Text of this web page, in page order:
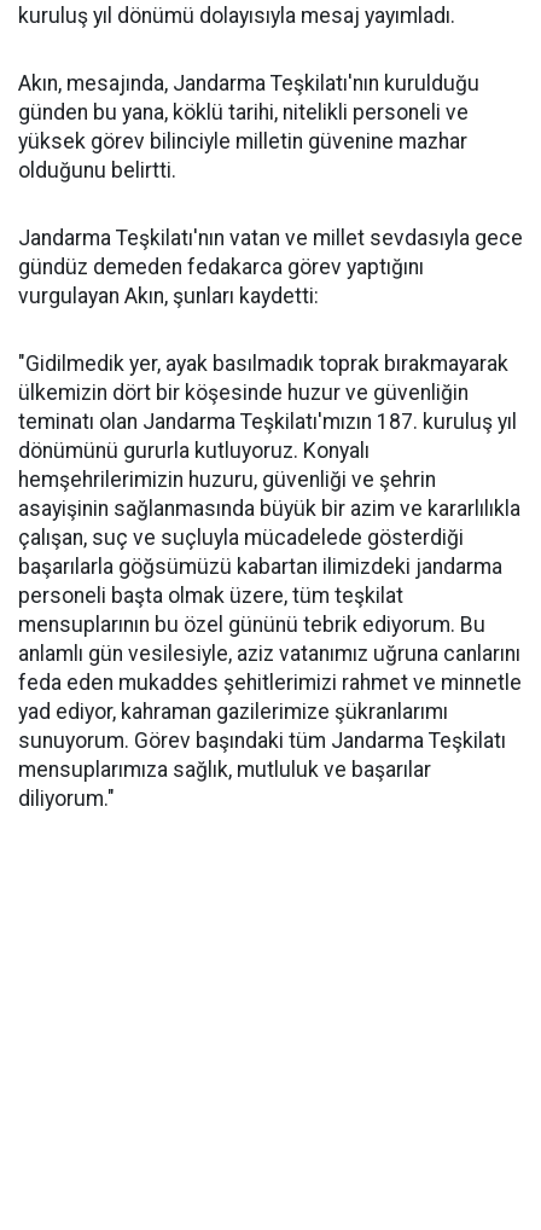
kuruluş yıl dönümü dolayısıyla mesaj yayımladı.
Akın, mesajında, Jandarma Teşkilatı'nın kurulduğu
günden bu yana, köklü tarihi, nitelikli personeli ve
yüksek görev bilinciyle milletin güvenine mazhar
olduğunu belirtti.
Jandarma Teşkilatı'nın vatan ve millet sevdasıyla gece
gündüz demeden fedakarca görev yaptığını
vurgulayan Akın, şunları kaydetti:
"Gidilmedik yer, ayak basılmadık toprak bırakmayarak
ülkemizin dört bir köşesinde huzur ve güvenliğin
teminatı olan Jandarma Teşkilatı'mızın 187. kuruluş yıl
dönümünü gururla kutluyoruz. Konyalı
hemşehrilerimizin huzuru, güvenliği ve şehrin
asayişinin sağlanmasında büyük bir azim ve kararlılıkla
çalışan, suç ve suçluyla mücadelede gösterdiği
başarılarla göğsümüzü kabartan ilimizdeki jandarma
personeli başta olmak üzere, tüm teşkilat
mensuplarının bu özel gününü tebrik ediyorum. Bu
anlamlı gün vesilesiyle, aziz vatanımız uğruna canlarını
feda eden mukaddes şehitlerimizi rahmet ve minnetle
yad ediyor, kahraman gazilerimize şükranlarımı
sunuyorum. Görev başındaki tüm Jandarma Teşkilatı
mensuplarımıza sağlık, mutluluk ve başarılar
diliyorum."